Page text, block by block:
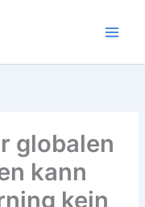
globalen
kann
kein